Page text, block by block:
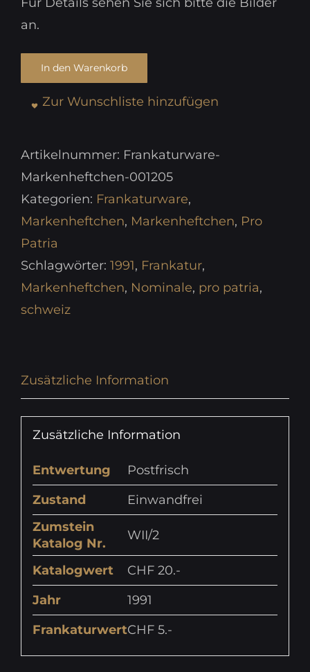
an.
In den Warenkorb
Zur Wunschliste hinzufügen
Artikelnummer: Frankaturware-
Markenheftchen-001205
Kategorien: Frankaturware,
Markenheftchen, Markenheftchen, Pro
Patria
Schlagwörter: 1991, Frankatur,
Markenheftchen, Nominale, pro patria,
schweiz
Zusätzliche Information
Zusätzliche Information
Entwertung
Postfrisch
Zustand
Einwandfrei
Zumstein
Katalog Nr.
WII/2
Katalogwert
CHF 20.-
Jahr
1991
FrankaturwertCHF 5.-